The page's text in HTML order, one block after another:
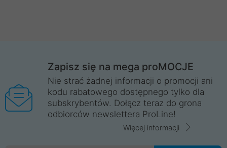
Zapisz się na mega proMOCJE
Nie strać żadnej informacji o promocji ani
kodu rabatowego dostępnego tylko dla
subskrybentów. Dołącz teraz do grona
odbiorców newslettera ProLine!
Więcej informacji